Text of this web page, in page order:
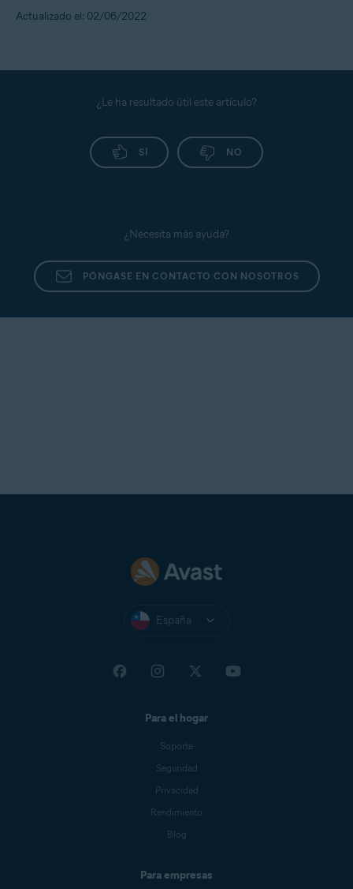
Actualizado el: 02/06/2022
¿Le ha resultado útil este artículo?
SÍ NO
¿Necesita más ayuda?
PÓNGASE EN CONTACTO CON NOSOTROS
España
Para el hogar
Soporte
Seguridad
Privacidad
Rendimiento
Blog
Para empresas